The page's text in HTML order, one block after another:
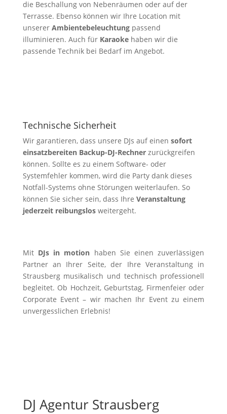
die Beschallung von Nebenräumen oder auf der
Terrasse. Ebenso können wir Ihre Location mit
unserer Ambientebeleuchtungpassend
illuminieren. Auch für Karaokehaben wir die
passende Technik bei Bedarf im Angebot.
Technische Sicherheit
Wir garantieren, dass unsere DJs auf einen sofort
einsatzbereiten Backup-DJ-Rechnerzurückgreifen
können. Sollte es zu einem Software- oder
Systemfehler kommen, wird die Party dank dieses
Notfall-Systems ohne Störungen weiterlaufen. So
können Sie sicher sein, dass Ihre Veranstaltung
jederzeit reibungslosweitergeht.
Mit DJs in motion haben Sie einen zuverlässigen
Partner an Ihrer Seite, der Ihre Veranstaltung in
Strausberg musikalisch und technisch professionell
begleitet. Ob Hochzeit, Geburtstag, Firmenfeier oder
Corporate Event – wir machen Ihr Event zu einem
unvergesslichen Erlebnis!
DJ Agentur Strausberg